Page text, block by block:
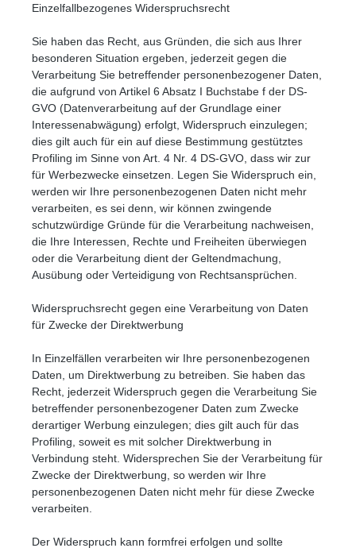
Einzelfallbezogenes Widerspruchsrecht
Sie haben das Recht, aus Gründen, die sich aus Ihrer
besonderen Situation ergeben, jederzeit gegen die
Verarbeitung Sie betreffender personenbezogener Daten,
die aufgrund von Artikel 6 Absatz I Buchstabe f der DS-
GVO (Datenverarbeitung auf der Grundlage einer
Interessenabwägung) erfolgt, Widerspruch einzulegen;
dies gilt auch für ein auf diese Bestimmung gestütztes
Profiling im Sinne von Art. 4 Nr. 4 DS-GVO, dass wir zur
für Werbezwecke einsetzen. Legen Sie Widerspruch ein,
werden wir Ihre personenbezogenen Daten nicht mehr
verarbeiten, es sei denn, wir können zwingende
schutzwürdige Gründe für die Verarbeitung nachweisen,
die Ihre Interessen, Rechte und Freiheiten überwiegen
oder die Verarbeitung dient der Geltendmachung,
Ausübung oder Verteidigung von Rechtsansprüchen.
Widerspruchsrecht gegen eine Verarbeitung von Daten
für Zwecke der Direktwerbung
In Einzelfällen verarbeiten wir Ihre personenbezogenen
Daten, um Direktwerbung zu betreiben. Sie haben das
Recht, jederzeit Widerspruch gegen die Verarbeitung Sie
betreffender personenbezogener Daten zum Zwecke
derartiger Werbung einzulegen; dies gilt auch für das
Profiling, soweit es mit solcher Direktwerbung in
Verbindung steht. Widersprechen Sie der Verarbeitung für
Zwecke der Direktwerbung, so werden wir Ihre
personenbezogenen Daten nicht mehr für diese Zwecke
verarbeiten.
Der Widerspruch kann formfrei erfolgen und sollte